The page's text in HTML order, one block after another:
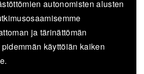
autonomisten alusten
ja tärinättömän
käyttöiän kaiken